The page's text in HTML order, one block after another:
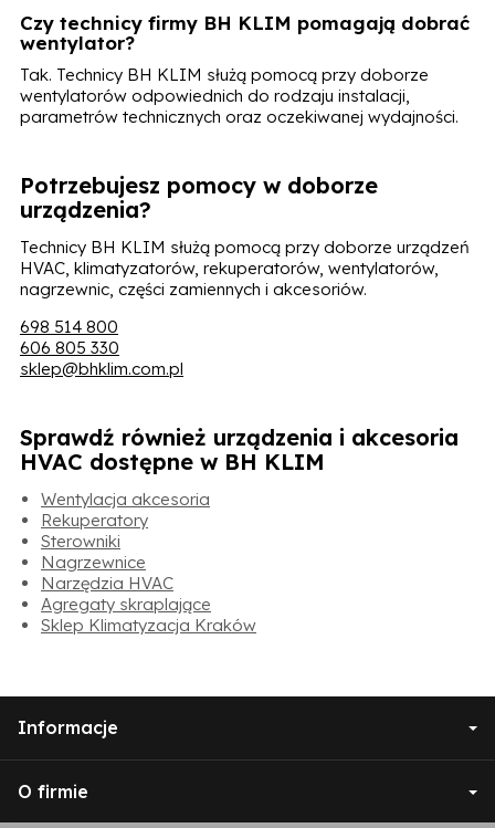
Czy technicy firmy BH KLIM pomagają dobrać
wentylator?
Tak. Technicy BH KLIM służą pomocą przy doborze
wentylatorów odpowiednich do rodzaju instalacji,
parametrów technicznych oraz oczekiwanej wydajności.
Potrzebujesz pomocy w doborze
urządzenia?
Technicy BH KLIM służą pomocą przy doborze urządzeń
HVAC, klimatyzatorów, rekuperatorów, wentylatorów,
nagrzewnic, części zamiennych i akcesoriów.
698 514 800
606 805 330
sklep@bhklim.com.pl
Sprawdź również urządzenia i akcesoria
HVAC dostępne w BH KLIM
Wentylacja akcesoria
Rekuperatory
Sterowniki
Nagrzewnice
Narzędzia HVAC
Agregaty skraplające
Sklep Klimatyzacja Kraków
Informacje
O firmie